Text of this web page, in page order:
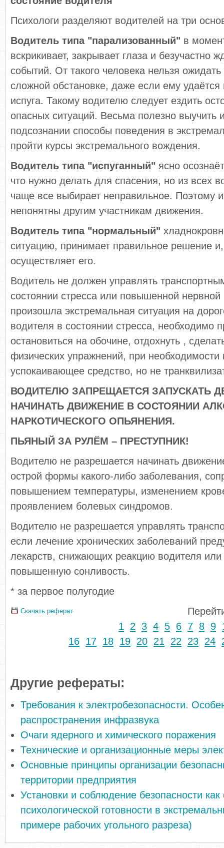
Психологи разделяют водителей на три
Водитель типа "парализованный" в
вскрикивает, закрывает глаза и безучастно
событий. От такого человека нельзя
сложной обстановке, даже если ему
испуга. Такому водителю следует ездить
опасных ситуаций. Весьма полезно выучить
подсознании способы поведения в
пройти курсы экстремального вождения.
Водитель типа "испуганный" ясно
что нужно делать для спасения, но из всех
чаще все выбирает неправильное. Поэтому
непонятны другим участникам движения.
Водитель типа "нормальный"
ситуацию, принимает правильное решение
осуществляет его.
Водитель не должен управлять
состоянии стресса или повышенной
произошла экстремальная ситуация на
водителя в состоянии стресса, необходимо
остановиться на обочине, отдохнуть ,
физических упражнений, при необходимости
успокаивающее средство, но не
ВОДИТЕЛЮ ЗАПРЕЩАЕТСЯ ЗАПУСКАТЬ
НАЧИНАТЬ ДВИЖЕНИЕ В СОСТОЯНИИ
НАРКОТИЧЕСКОГО ОПЬЯНЕНИЯ.
ПЬЯНЫЙ ЗА РУЛЁМ – ПРЕСТУПНИК!
Водителю не разрешается начинать
острой формы какого-либо заболевания,
повышением температуры, изменением
проявлением болевых синдромов.
Водителю не разрешается управлять
если лечение хронических заболеваний
лекарств, снижающих реакцию водителя
повышенную сонливость.
* за первое полугодие
Скачать реферат
1
2 3 4 5 6 7 8 9
16 17 18 19 20 21 22 23 24
Другие рефераты:
Требования к электробезопасности.
распространения инфразвука
Очаги ядерного и химического поражения
Технические и организационные меры
Основные принципы организации
территории предприятия
Установки и соблюдение безопасности как
психологической готовности в
примере рабочих угольного разреза)